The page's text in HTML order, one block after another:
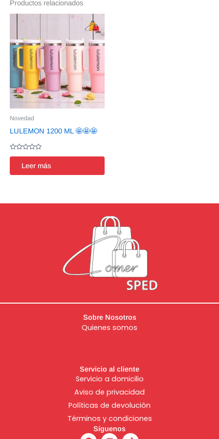
Productos relacionados
Novedad
LULEMON 1200 ML 🤩🤩🤩
Valorado
de
Leer más
Sobre Nosotros
Quienes somos
Servicio al cliente
Servicio a domicilio
Aviso de privacidad
Políticas de devolución
Términos y condiciones
Síguenos